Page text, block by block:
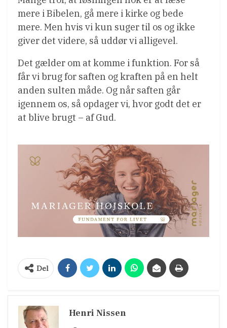
mere i Bibelen, gå mere i kirke og bede
mere. Men hvis vi kun suger til os og ikke
giver det videre, så uddør vi alligevel.
Det gælder om at komme i funktion. For så
får vi brug for saften og kraften på en helt
anden sulten måde. Og når saften går
igennem os, så opdager vi, hvor godt det er
at blive brugt – af Gud.
Del
Henri Nissen